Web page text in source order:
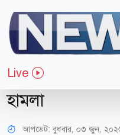
Live
আন্তর্জাতিক
ইরানি জাহাজে
ইসরায়েলি পণ্যবাহী
হামলা
আপডেট: বুধবার, ০৩ জুন,